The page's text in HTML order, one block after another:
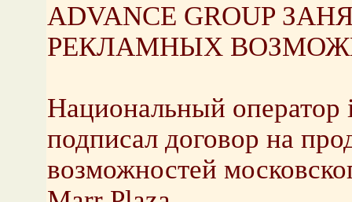
ADVANCE GROUP
РЕКЛАМНЫХ
Национальный
подписал договор на
возможностей